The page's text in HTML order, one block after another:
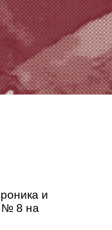
и
№ 8 на